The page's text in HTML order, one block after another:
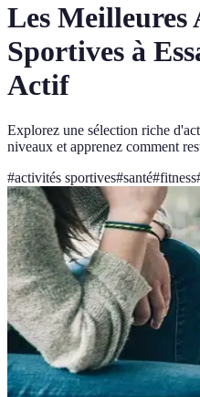
Les Meilleures
Sportives à
Actif
Explorez une sélection riche
niveaux et apprenez comment
#activités sportives#santé#fitness